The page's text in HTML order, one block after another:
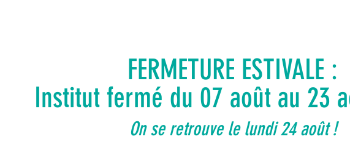
FERMETURE ESTIVALE :
Institut fermé du 07 août au 23
On se retrouve le lundi 24 août !